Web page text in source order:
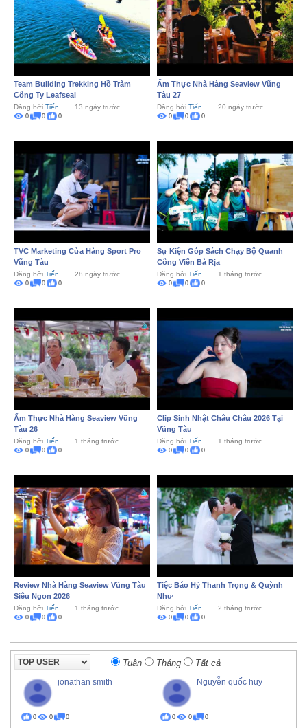
Team Building Trekking Hồ Tràm
Công Ty Leafseal
Đăng bởi Tiến... 13 ngày trước
0 0 0
Ẩm Thực Nhà Hàng Seaview Vũng
Tàu 27
Đăng bởi Tiến... 20 ngày trước
0 0 0
TVC Marketing Cửa Hàng Sport Pro
Vũng Tàu
Đăng bởi Tiến... 28 ngày trước
0 0 0
Sự Kiện Góp Sách Chạy Bộ Quanh
Công Viên Bà Rịa
Đăng bởi Tiến... 1 tháng trước
0 0 0
Ẩm Thực Nhà Hàng Seaview Vũng
Tàu 26
Đăng bởi Tiến... 1 tháng trước
0 0 0
Clip Sinh Nhật Châu Châu 2026 Tại
Vũng Tàu
Đăng bởi Tiến... 1 tháng trước
0 0 0
Review Nhà Hàng Seaview Vũng Tàu
Siêu Ngon 2026
Đăng bởi Tiến... 1 tháng trước
0 0 0
Tiệc Báo Hỷ Thanh Trọng & Quỳnh
Như
Đăng bởi Tiến... 2 tháng trước
0 0 0
Tuần Tháng Tất cả
jonathan smith
0 0 0
Nguyễn quốc huy
0 0 0